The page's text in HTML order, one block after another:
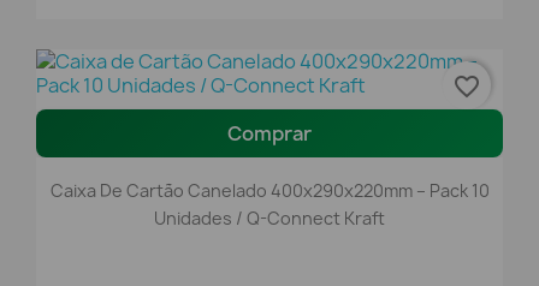
Comprar
Caixa De Cartão Canelado 400x290x220mm – Pack 10
Unidades / Q-Connect Kraft
favorite_border